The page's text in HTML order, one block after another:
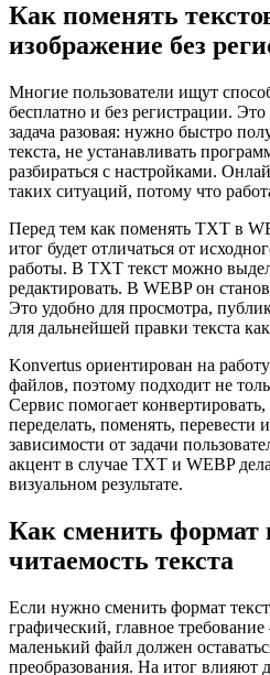
Как поменять
изображение без
Многие пользователи ищут
бесплатно и без регистрации.
задача разовая: нужно быстро
текста, не устанавливать
разбираться с настройками.
таких ситуаций, потому что
Перед тем как поменять TXT в
итог будет отличаться от
работы. В TXT текст можно
редактировать. В WEBP он
Это удобно для просмотра,
для дальнейшей правки текста как
Konvertus ориентирован на
файлов, поэтому подходит не
Сервис помогает
переделать, поменять, перевести
зависимости от задачи
акцент в случае TXT и WEBP
визуальном результате.
Как сменить формат
читаемость текста
Если нужно сменить формат
графический, главное
маленький файл должен
преобразования. На итог влияют